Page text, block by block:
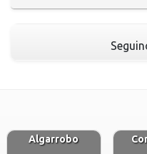
Algarrobo